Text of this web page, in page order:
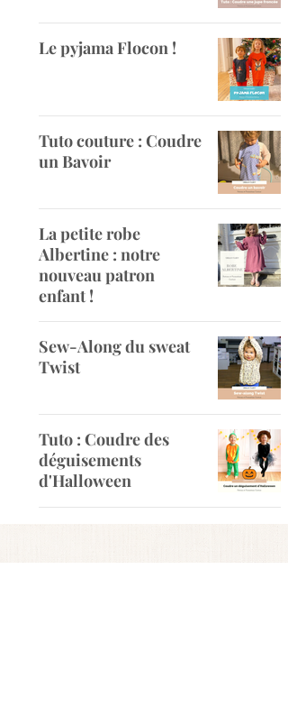
Le pyjama Flocon !
Tuto couture : Coudre
un Bavoir
La petite robe
Albertine : notre
nouveau patron
enfant !
Sew-Along du sweat
Twist
Tuto : Coudre des
déguisements
d'Halloween